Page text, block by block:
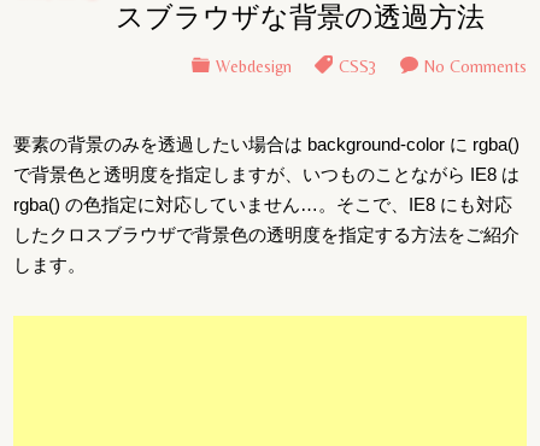
スブラウザな背景の透過方法
Webdesign CSS3 No Comments
要素の背景のみを透過したい場合は background-color に rgba()
で背景色と透明度を指定しますが、いつものことながら IE8 は
rgba() の色指定に対応していません…。そこで、IE8 にも対応
したクロスブラウザで背景色の透明度を指定する方法をご紹介
します。